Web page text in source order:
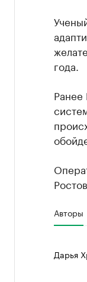
года.
Ранее
Ростов.
Авторы
Дарья